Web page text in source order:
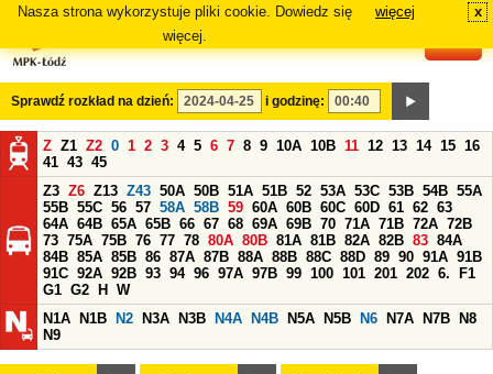
Nasza strona wykorzystuje pliki cookie. Dowiedz się
więcej.
więcej x
Sprawdź rozkład na dzień: i godzinę:
Z Z1 Z2 0 1 2 3 4 5 6 7 8 9 10A 10B 11 12 13 14 15 16
41 43 45
Z3 Z6 Z13 Z43 50A 50B 51A 51B 52 53A 53C 53B 54B 55A
55B 55C 56 57 58A 58B 59 60A 60B 60C 60D 61 62 63
64A 64B 65A 65B 66 67 68 69A 69B 70 71A 71B 72A 72B
73 75A 75B 76 77 78 80A 80B 81A 81B 82A 82B 83 84A
84B 85A 85B 86 87A 87B 88A 88B 88C 88D 89 90 91A 91B
91C 92A 92B 93 94 96 97A 97B 99 100 101 201 202 6.
F1
G1 G2 H
W
N1A
N1B N2 N3A N3B N4A N4B N5A N5B N6 N7A N7B
N8
N9